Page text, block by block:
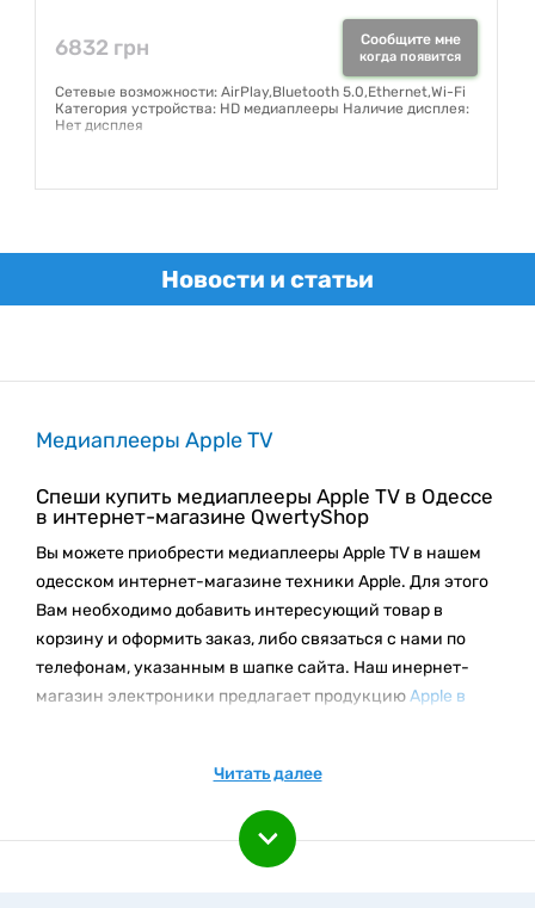
6832 грн Сообщите мне
когда появится
Сетевые возможности: AirPlay,Bluetooth 5.0,Ethernet,Wi-Fi
Категория устройства: HD медиаплееры Наличие дисплея:
Нет дисплея
Новости и статьи
Медиаплееры Apple TV
Спеши купить медиаплееры Apple TV в Одессе
в интернет-магазине QwertyShop
Вы можете приобрести медиаплееры Apple TV в нашем
одесском интернет-магазине техники Apple. Для этого
Вам необходимо добавить интересующий товар в
корзину и оформить заказ, либо связаться с нами по
телефонам, указанным в шапке сайта. Наш инернет-
магазин электроники предлагает продукциюApple в
Рекомендуем посетить раздел
, где представлен самый актуальный модельный
ряд медиаплееров Apple TV на сегодняшний день, по
Читать далее